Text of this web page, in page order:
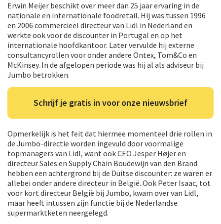
Erwin Meijer beschikt over meer dan 25 jaar ervaring in de
nationale en internationale foodretail. Hij was tussen 1996
en 2006 commercieel directeur van Lidl in Nederland en
werkte ook voor de discounter in Portugal en op het
internationale hoofdkantoor. Later vervulde hij externe
consultancyrollen voor onder andere Ontex, Tom&Co en
McKinsey. In de afgelopen periode was hij al als adviseur bij
Jumbo betrokken.
Schrijf je gratis in voor onze nieuwsbrief
Opmerkelijk is het feit dat hiermee momenteel drie rollen in
de Jumbo-directie worden ingevuld door voormalige
topmanagers van Lidl, want ook CEO Jesper Højer en
directeur Sales en Supply Chain Boudewijn van den Brand
hebben een achtergrond bij de Duitse discounter: ze waren er
allebei onder andere directeur in België. Ook Peter Isaac, tot
voor kort directeur België bij Jumbo, kwam over van Lidl,
maar heeft intussen zijn functie bij de Nederlandse
supermarktketen neergelegd.